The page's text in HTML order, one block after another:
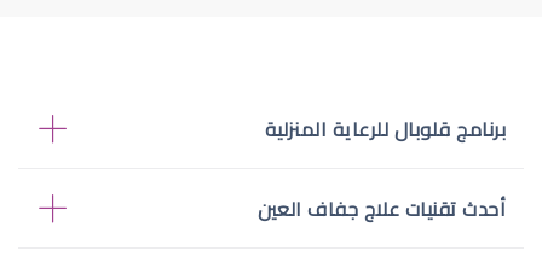
برنامج قلوبال للرعاية المنزلية
أحدث تقنيات علاج جفاف العين